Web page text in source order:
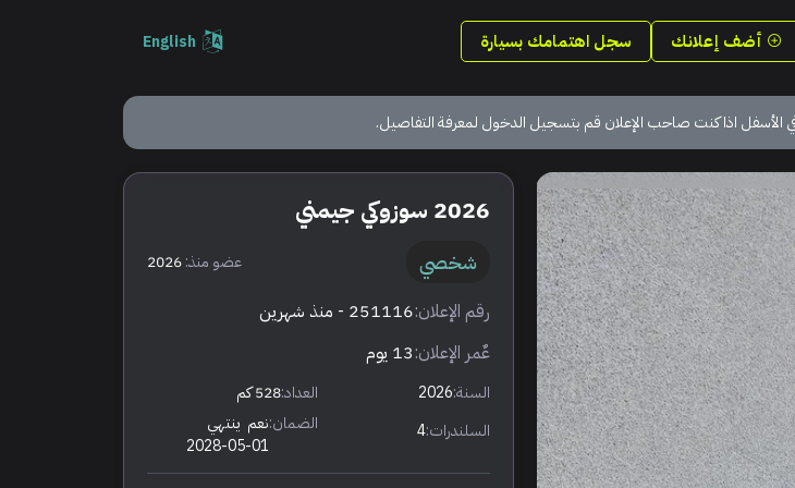
أضف إعلانك سجل اهتمامك بسيارة English
الأسفل اذا كنت صاحب الإعلان قم بتسجيل الدخول لمعرفة التفاصيل.
2026 سوزوكي جيمني
شخصي عضو منذ:2026
رقم الإعلان:251116 - منذ شهرين
عٌمر الإعلان:13 يوم
السنة:2026 العداد:528 كم
السلندرات:4 الضمان:نعم ينتهي
2028-05-01